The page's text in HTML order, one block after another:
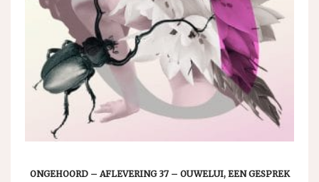
ONGEHOORD – AFLEVERING 37 – OUWELUI, EEN GESPREK